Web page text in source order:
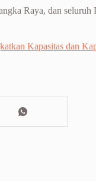
Raya, dan
Kapasitas dan